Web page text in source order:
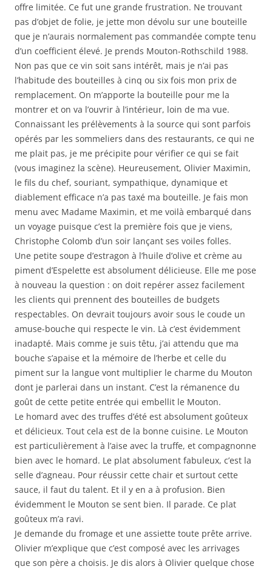
offre limitée. Ce fut une grande frustration. Ne trouvant
pas d’objet de folie, je jette mon dévolu sur une bouteille
que je n’aurais normalement pas commandée compte tenu
d’un coefficient élevé. Je prends Mouton-Rothschild 1988.
Non pas que ce vin soit sans intérêt, mais je n’ai pas
l’habitude des bouteilles à cinq ou six fois mon prix de
remplacement. On m’apporte la bouteille pour me la
montrer et on va l’ouvrir à l’intérieur, loin de ma vue.
Connaissant les prélèvements à la source qui sont parfois
opérés par les sommeliers dans des restaurants, ce qui ne
me plait pas, je me précipite pour vérifier ce qui se fait
(vous imaginez la scène). Heureusement, Olivier Maximin,
le fils du chef, souriant, sympathique, dynamique et
diablement efficace n’a pas taxé ma bouteille. Je fais mon
menu avec Madame Maximin, et me voilà embarqué dans
un voyage puisque c’est la première fois que je viens,
Christophe Colomb d’un soir lançant ses voiles folles.
Une petite soupe d’estragon à l’huile d’olive et crème au
piment d’Espelette est absolument délicieuse. Elle me pose
à nouveau la question : on doit repérer assez facilement
les clients qui prennent des bouteilles de budgets
respectables. On devrait toujours avoir sous le coude un
amuse-bouche qui respecte le vin. Là c’est évidemment
inadapté. Mais comme je suis têtu, j’ai attendu que ma
bouche s’apaise et la mémoire de l’herbe et celle du
piment sur la langue vont multiplier le charme du Mouton
dont je parlerai dans un instant. C’est la rémanence du
goût de cette petite entrée qui embellit le Mouton.
Le homard avec des truffes d’été est absolument goûteux
et délicieux. Tout cela est de la bonne cuisine. Le Mouton
est particulièrement à l’aise avec la truffe, et compagnonne
bien avec le homard. Le plat absolument fabuleux, c’est la
selle d’agneau. Pour réussir cette chair et surtout cette
sauce, il faut du talent. Et il y en a à profusion. Bien
évidemment le Mouton se sent bien. Il parade. Ce plat
goûteux m’a ravi.
Je demande du fromage et une assiette toute prête arrive.
Olivier m’explique que c’est composé avec les arrivages
que son père a choisis. Je dis alors à Olivier quelque chose